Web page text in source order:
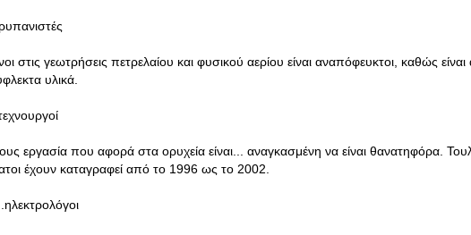
στις γεωτρήσεις πετρελαίου και φυσικού αερίου είναι αναπόφευκτοι, καθώς
υλικά.
εργασία που αφορά στα ορυχεία είναι... αναγκασμένη να είναι θανατηφόρα.
έχουν καταγραφεί από το 1996 ως το 2002.